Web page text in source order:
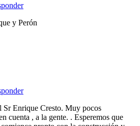
y Perón
Sr Enrique Cresto. Muy pocos
cuenta , a la gente. . Esperemos que